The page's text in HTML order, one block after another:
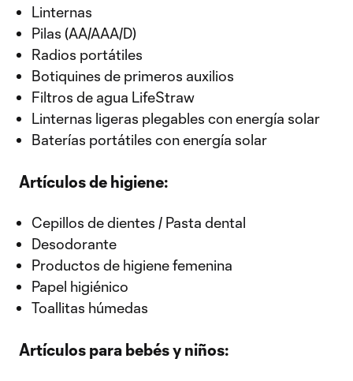
Linternas
Pilas (AA/AAA/D)
Radios portátiles
Botiquines de primeros auxilios
Filtros de agua LifeStraw
Linternas ligeras plegables con energía solar
Baterías portátiles con energía solar
Artículos de higiene:
Cepillos de dientes / Pasta dental
Desodorante
Productos de higiene femenina
Papel higiénico
Toallitas húmedas
Artículos para bebés y niños: